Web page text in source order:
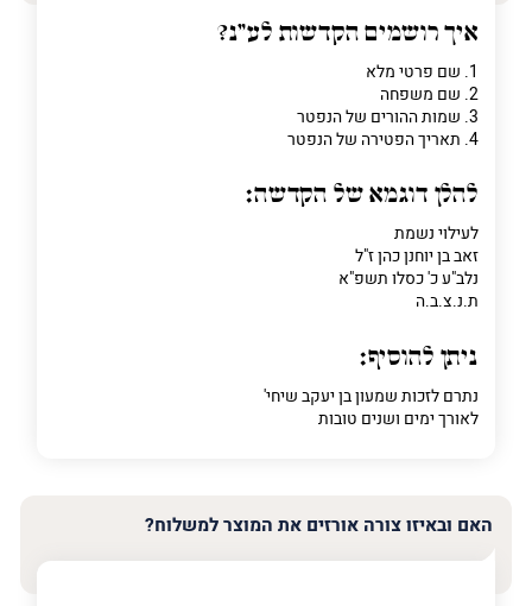
איך רושמים הקדשות לע"נ?
1. שם פרטי מלא
2. שם משפחה
3. שמות ההורים של הנפטר
4. תאריך הפטירה של הנפטר
להלן דוגמא של הקדשה:
לעילוי נשמת
זאב בן יוחנן כהן ז"ל
נלב"ע כ' כסלו תשפ"א
ת.נ.צ.ב.ה
ניתן להוסיף:
נתרם לזכות שמעון בן יעקב שיחי'
לאורך ימים ושנים טובות
האם ובאיזו צורה אורזים את המוצר למשלוח?